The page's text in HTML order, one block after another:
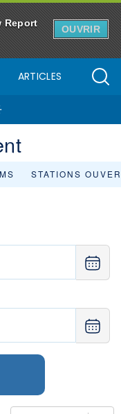
Report
OUVRIR
ARTICLES
STATIONS